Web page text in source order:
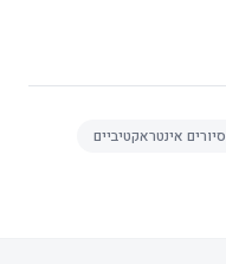
סיורים אינטראקטיביים